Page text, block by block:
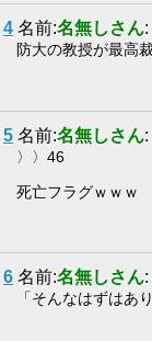
4 名前:名無しさん
防大の教授が最高
5 名前:名無しさん
〉〉46
死亡フラグｗｗｗ
6 名前:名無しさん
「そんなはずはあ